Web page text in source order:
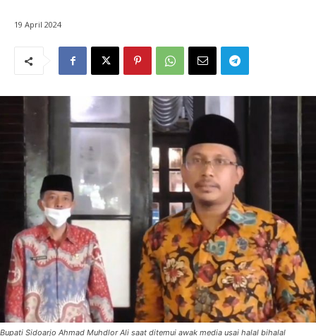
19 April 2024
Bupati Sidoarjo Ahmad Muhdlor Ali saat ditemui awak media usai halal bihalal